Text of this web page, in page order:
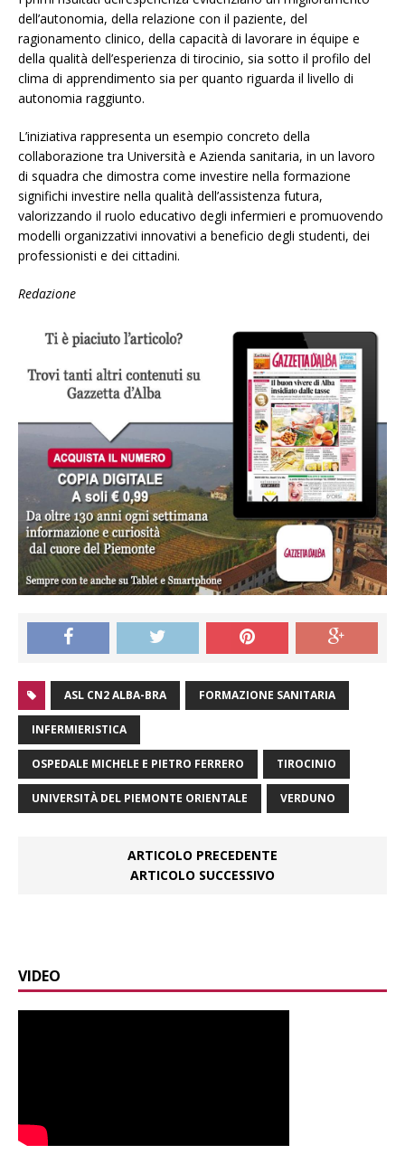
dell’autonomia, della relazione con il paziente, del
ragionamento clinico, della capacità di lavorare in équipe e
della qualità dell’esperienza di tirocinio, sia sotto il profilo del
clima di apprendimento sia per quanto riguarda il livello di
autonomia raggiunto.
L’iniziativa rappresenta un esempio concreto della
collaborazione tra Università e Azienda sanitaria, in un lavoro
di squadra che dimostra come investire nella formazione
significhi investire nella qualità dell’assistenza futura,
valorizzando il ruolo educativo degli infermieri e promuovendo
modelli organizzativi innovativi a beneficio degli studenti, dei
professionisti e dei cittadini.
Redazione
ASL CN2 ALBA-BRA FORMAZIONE SANITARIA
INFERMIERISTICA
OSPEDALE MICHELE E PIETRO FERRERO TIROCINIO
UNIVERSITÀ DEL PIEMONTE ORIENTALE VERDUNO
ARTICOLO PRECEDENTE
ARTICOLO SUCCESSIVO
VIDEO